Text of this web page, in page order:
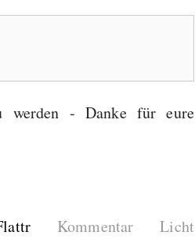
- Danke für eure
Kommentar
Licht